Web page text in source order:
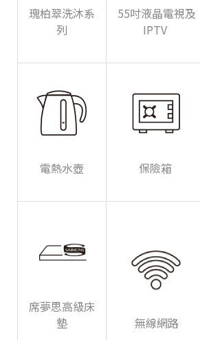
瑰柏翠洗沐系
列
55吋液晶電視及
IPTV
電熱水壺 保險箱
席夢思高級床
墊
無線網路